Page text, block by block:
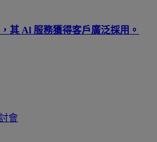
其 Al 服務獲得客戶廣泛採用。
會